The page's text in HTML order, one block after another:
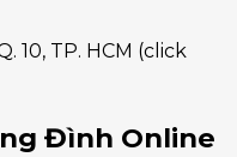
10, TP. HCM (click
Đình Online